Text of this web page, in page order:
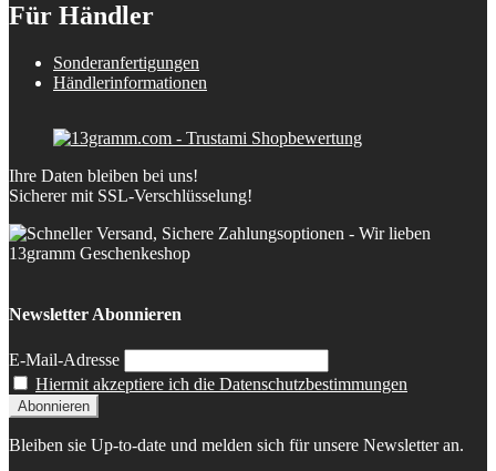
Für Händler
Sonderanfertigungen
Händlerinformationen
Ihre Daten bleiben bei uns!
Sicherer mit SSL-Verschlüsselung!
Newsletter Abonnieren
E-Mail-Adresse
Hiermit akzeptiere ich die Datenschutzbestimmungen
Bleiben sie Up-to-date und melden sich für unsere Newsletter an.